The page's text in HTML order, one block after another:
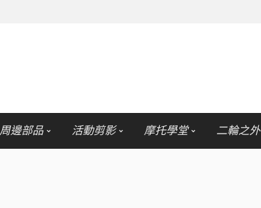
周邊部品 活動剪影 摩托學堂 二輪之外